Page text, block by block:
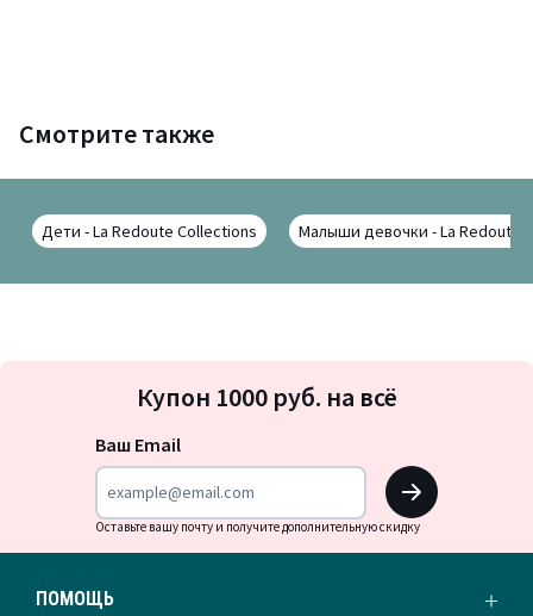
Смотрите также
Дети - La Redoute Collections Малыши девочки - La Redoute
на
Купон 1000 руб. на всё
Ваш Email
OK
Оставьте вашу почту и получите дополнительную скидку
ПОМОЩЬ